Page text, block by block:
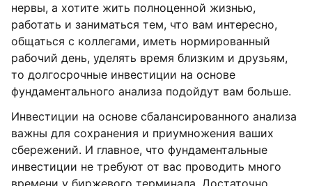
нервы, а хотите жить полноценной жизнью,
работать и заниматься тем, что вам интересно,
общаться с коллегами, иметь нормированный
рабочий день, уделять время близким и друзьям,
то долгосрочные инвестиции на основе
фундаментального анализа подойдут вам больше.
Инвестиции на основе сбалансированного анализа
важны для сохранения и приумножения ваших
сбережений. И главное, что фундаментальные
инвестиции не требуют от вас проводить много
времени у биржевого терминала. Достаточно